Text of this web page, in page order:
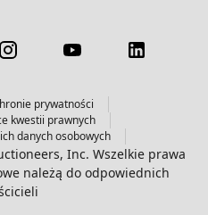
prywatności
kwestii prawnych
danych osobowych
Inc. Wszelkie prawa
należą do odpowiednich